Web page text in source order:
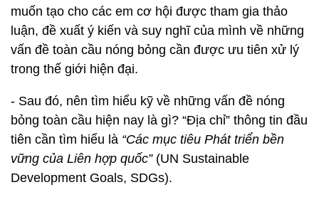
muốn tạo cho các em cơ hội được tham gia thảo
luận, đề xuất ý kiến và suy nghĩ của mình về những
vấn đề toàn cầu nóng bỏng cần được ưu tiên xử lý
trong thế giới hiện đại.
- Sau đó, nên tìm hiểu kỹ về những vấn đề nóng
bỏng toàn cầu hiện nay là gì? “Địa chỉ” thông tin đầu
tiên cần tìm hiểu là “Các mục tiêu Phát triển bền
vững của Liên hợp quốc”(UN Sustainable
Development Goals, SDGs).